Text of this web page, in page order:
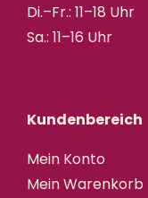
Di.–Fr.: 11–18 Uhr
Sa.: 11–16 Uhr
Kundenbereich
Mein Konto
Mein Warenkorb